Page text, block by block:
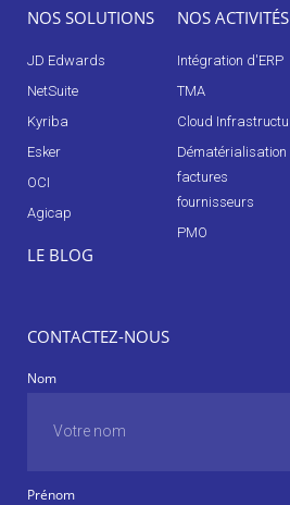
NOS SOLUTIONS
JD Edwards
NetSuite
Kyriba
Esker
OCI
Agicap
LE BLOG
NOS ACTIVITÉS
Intégration d'ERP
TMA
Cloud
Dématérialisation
factures
fournisseurs
PMO
CONTACTEZ-NOUS
Nom
Prénom